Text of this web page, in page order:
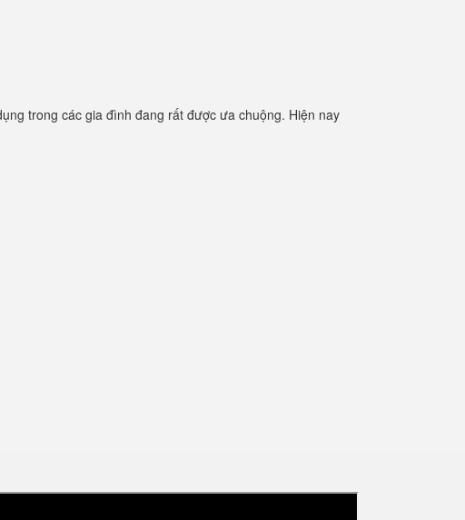
trong các gia đình đang rất được ưa chuộng. Hiện nay